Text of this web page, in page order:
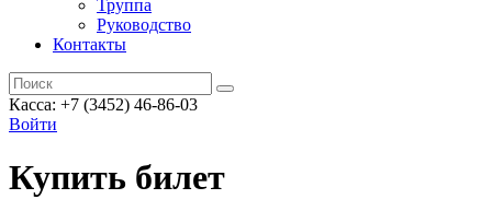
Труппа
Руководство
Контакты
Касса: +7 (3452) 46-86-03
Войти
Купить билет